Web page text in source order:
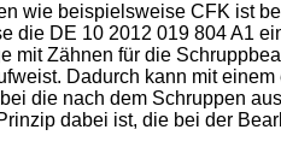
wie beispielsweise CFK ist
die DE 10 2012 019 804 A1
mit Zähnen für die
Dadurch kann mit einem
die nach dem Schruppen
dabei ist, die bei der